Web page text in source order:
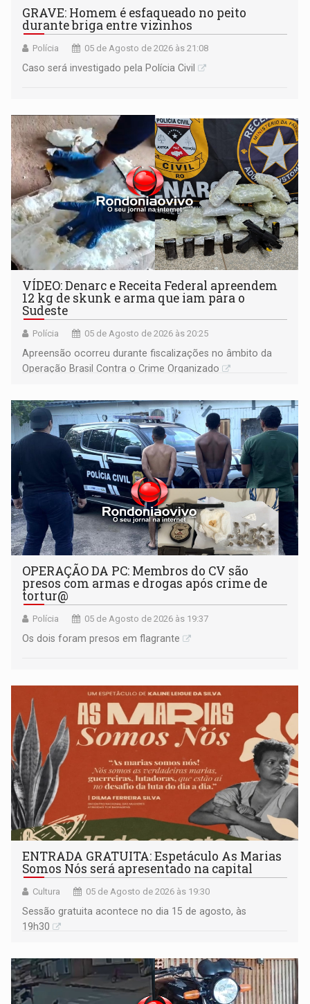
GRAVE: Homem é esfaqueado no peito
durante briga entre vizinhos
Polícia 05 de Agosto de 2026 às 21:08
Caso será investigado pela Polícia Civil
VÍDEO: Denarc e Receita Federal apreendem
12 kg de skunk e arma que iam para o
Sudeste
Polícia 05 de Agosto de 2026 às 20:25
Apreensão ocorreu durante fiscalizações no âmbito da
Operação Brasil Contra o Crime Organizado
OPERAÇÃO DA PC: Membros do CV são
presos com armas e drogas após crime de
tortur@
Polícia 05 de Agosto de 2026 às 19:37
Os dois foram presos em flagrante
ENTRADA GRATUITA: Espetáculo As Marias
Somos Nós será apresentado na capital
Cultura 05 de Agosto de 2026 às 19:30
Sessão gratuita acontece no dia 15 de agosto, às
19h30